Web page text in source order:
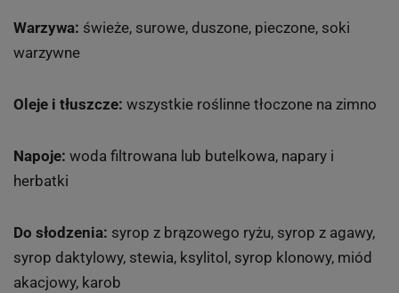
Warzywa: świeże, surowe, duszone, pieczone, soki
warzywne
Oleje i tłuszcze: wszystkie roślinne tłoczone na zimno
Napoje: woda filtrowana lub butelkowa, napary i
herbatki
Do słodzenia: syrop z brązowego ryżu, syrop z agawy,
syrop daktylowy, stewia, ksylitol, syrop klonowy, miód
akacjowy, karob